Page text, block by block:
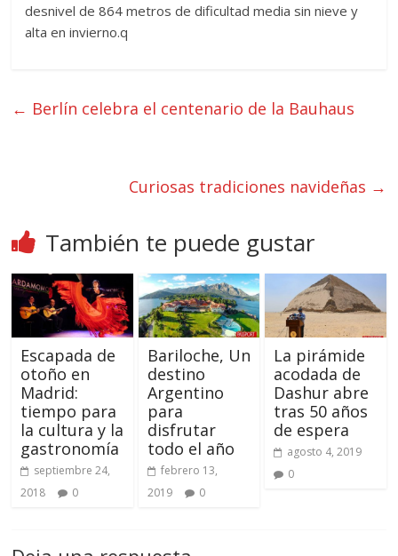
desnivel de 864 metros de dificultad media sin nieve y
alta en invierno.q
← Berlín celebra el centenario de la Bauhaus
Curiosas tradiciones navideñas →
También te puede gustar
Escapada de
otoño en
Madrid:
tiempo para
la cultura y la
gastronomía
septiembre 24,
2018
0
Bariloche, Un
destino
Argentino
para
disfrutar
todo el año
febrero 13,
2019
0
La pirámide
acodada de
Dashur abre
tras 50 años
de espera
agosto 4, 2019
0